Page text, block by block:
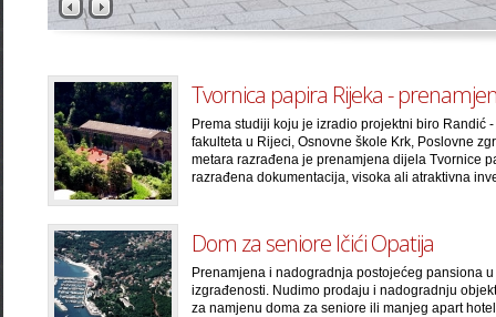
Tvornica papira Rijeka -
Prema studiji koju je izradio projektni biro Randić
fakulteta u Rijeci, Osnovne škole Krk, Poslovne
metara razrađena je prenamjena dijela Tvornice
razrađena dokumentacija, visoka ali atraktivna
Dom za seniore Ičići Opatija
Prenamjena i nadogradnja postojećeg pansiona
izgrađenosti. Nudimo prodaju i nadogradnju
za namjenu doma za seniore ili manjeg apart